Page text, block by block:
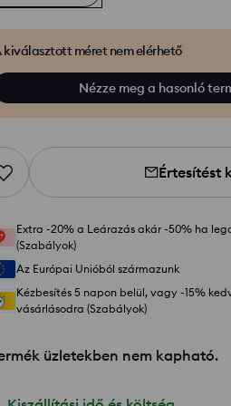
kiválasztott méret nem elérhető
Nézze meg a hasonló
Értesítést
Extra -20% a Leárazás akár -50% ha
(Szabályok)
Az Európai Unióból származunk
Kézbesítés 5 napon belül, vagy -15%
vásárlásodra (Szabályok)
üzletekben nem kapható.